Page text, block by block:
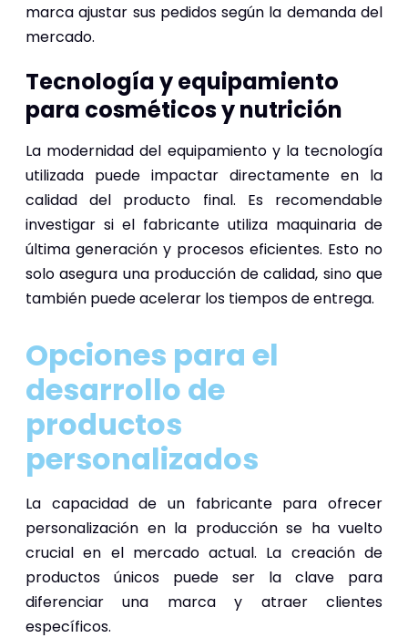
marca ajustar sus pedidos según la demanda del
mercado.
Tecnología y equipamiento
para cosméticos y nutrición
La modernidad del equipamiento y la tecnología
utilizada puede impactar directamente en la
calidad del producto final. Es recomendable
investigar si el fabricante utiliza maquinaria de
última generación y procesos eficientes. Esto no
solo asegura una producción de calidad, sino que
también puede acelerar los tiempos de entrega.
Opciones para el
desarrollo de
productos
personalizados
La capacidad de un fabricante para ofrecer
personalización en la producción se ha vuelto
crucial en el mercado actual. La creación de
productos únicos puede ser la clave para
diferenciar una marca y atraer clientes
específicos.